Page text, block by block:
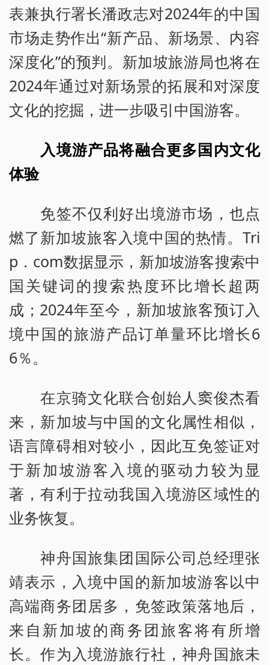
表兼执行署长潘政志对2024年的中国
市场走势作出“新产品、新场景、内容
深度化”的预判。新加坡旅游局也将在
2024年通过对新场景的拓展和对深度
文化的挖掘，进一步吸引中国游客。
入境游产品将融合更多国内文化
体验
免签不仅利好出境游市场，也点
燃了新加坡旅客入境中国的热情。Tri
p．com数据显示，新加坡游客搜索中
国关键词的搜索热度环比增长超两
成；2024年至今，新加坡旅客预订入
境中国的旅游产品订单量环比增长6
6％。
在京骑文化联合创始人窦俊杰看
来，新加坡与中国的文化属性相似，
语言障碍相对较小，因此互免签证对
于新加坡游客入境的驱动力较为显
著，有利于拉动我国入境游区域性的
业务恢复。
神舟国旅集团国际公司总经理张
靖表示，入境中国的新加坡游客以中
高端商务团居多，免签政策落地后，
来自新加坡的商务团旅客将有所增
长。作为入境游旅行社，神舟国旅未